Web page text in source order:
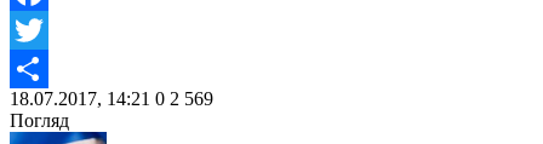
Facebook
Twitter
Share
18.07.2017, 14:21 0 2 569
Погляд